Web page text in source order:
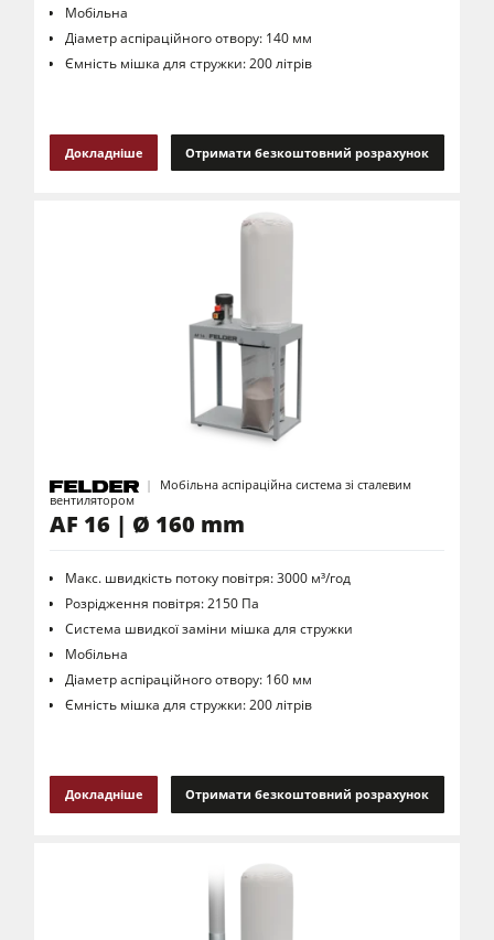
Мобільна
Діаметр аспіраційного отвору: 140 мм
Ємність мішка для стружки: 200 літрів
Докладніше Отримати безкоштовний розрахунок
Мобільна аспіраційна система зі сталевим
вентилятором
AF 16 | Ø 160 mm
Макс. швидкість потоку повітря: 3000 м³/год
Розрідження повітря: 2150 Па
Система швидкої заміни мішка для стружки
Мобільна
Діаметр аспіраційного отвору: 160 мм
Ємність мішка для стружки: 200 літрів
Докладніше Отримати безкоштовний розрахунок